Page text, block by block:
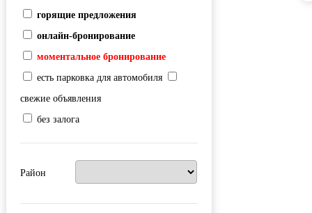
горящие предложения
онлайн-бронирование
моментальное бронирование
есть парковка для автомобиля
свежие объявления
без залога
Район